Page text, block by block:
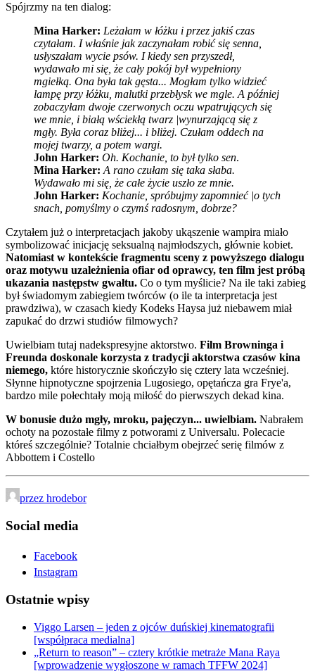
Spójrzmy na ten dialog:
Mina Harker: Leżałam w łóżku i przez jakiś czas
czytałam. I właśnie jak zaczynałam robić się senna,
usłyszałam wycie psów. I kiedy sen przyszedł,
wydawało mi się, że cały pokój był wypełniony
mgiełką. Ona była tak gęsta... Mogłam tylko widzieć
lampę przy łóżku, malutki przebłysk we mgle. A później
zobaczyłam dwoje czerwonych oczu wpatrujących się
we mnie, i białą wściekłą twarz |wynurzającą się z
mgły. Była coraz bliżej... i bliżej. Czułam oddech na
mojej twarzy, a potem wargi.
John Harker: Oh. Kochanie, to był tylko sen.
Mina Harker: A rano czułam się taka słaba.
Wydawało mi się, że całe życie uszło ze mnie.
John Harker: Kochanie, spróbujmy zapomnieć |o tych
snach, pomyślmy o czymś radosnym, dobrze?
Czytałem już o interpretacjach jakoby ukąszenie wampira miało
symbolizować inicjację seksualną najmłodszych, głównie kobiet.
Natomiast w kontekście fragmentu sceny z powyższego dialogu
oraz motywu uzależnienia ofiar od oprawcy, ten film jest próbą
ukazania następstw gwałtu. Co o tym myślicie? Na ile taki zabieg
był świadomym zabiegiem twórców (o ile ta interpretacja jest
prawdziwa), w czasach kiedy Kodeks Haysa już niebawem miał
zapukać do drzwi studiów filmowych?
Uwielbiam tutaj nadekspresyjne aktorstwo. Film Browninga i
Freunda doskonale korzysta z tradycji aktorstwa czasów kina
niemego, które historycznie skończyło się cztery lata wcześniej.
Słynne hipnotyczne spojrzenia Lugosiego, opętańcza gra Frye'a,
bardzo mile połechtały moją miłość do pierwszych dekad kina.
W bonusie dużo mgły, mroku, pajęczyn... uwielbiam. Nabrałem
ochoty na pozostałe filmy z potworami z Universalu. Polecacie
któreś szczególnie? Totalnie chciałbym obejrzeć serię filmów z
Abbottem i Costello
przez hrodebor
Social media
Facebook
Instagram
Ostatnie wpisy
Viggo Larsen – jeden z ojców duńskiej kinematografii
[współpraca medialna]
„Return to reason” – cztery krótkie metraże Mana Raya
[wprowadzenie wygłoszone w ramach TFFW 2024]